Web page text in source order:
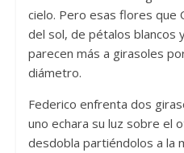
cielo. Pero esas flores que
del sol, de pétalos blancos
parecen más a girasoles
diámetro.
Federico enfrenta dos
uno echara su luz sobre el
desdobla partiéndolos a la